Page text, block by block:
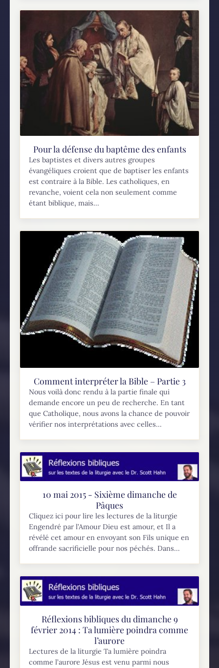
Pour la défense du baptême des enfants
Les baptistes et divers autres groupes
évangéliques croient que de baptiser les enfants
est contraire à la Bible. Les catholiques, en
revanche, voient cela non seulement comme
étant biblique, mais...
Comment interpréter la Bible – Partie 3
Nous voilà donc rendu à la partie finale qui
demande encore un peu de recherche. En tant
que Catholique, nous avons la chance de pouvoir
vérifier nos interprétations avec celles...
10 mai 2015 - Sixième dimanche de
Pâques
Cliquez ici pour lire les lectures de la liturgie
Engendré par l’Amour Dieu est amour, et Il a
révélé cet amour en envoyant son Fils unique en
offrande sacrificielle pour nos péchés. Dans...
Réflexions bibliques du dimanche 9
février 2014 : Ta lumière poindra comme
l’aurore
Lectures de la liturgie Ta lumière poindra
comme l’aurore Jésus est venu parmi nous